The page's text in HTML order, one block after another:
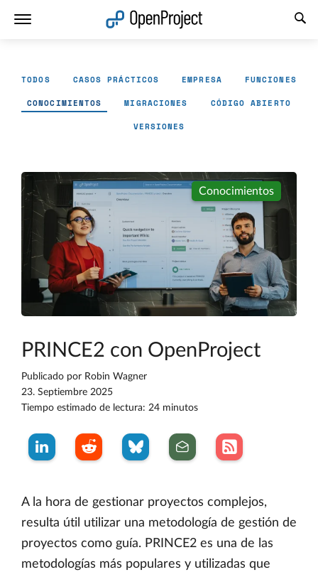
TODOS CASOS PRÁCTICOS EMPRESA FUNCIONES
CONOCIMIENTOS MIGRACIONES CÓDIGO ABIERTO
VERSIONES
Conocimientos
PRINCE2 con OpenProject
Publicado por Robin Wagner
23. Septiembre 2025
Tiempo estimado de lectura: 24 minutos
A la hora de gestionar proyectos complejos,
resulta útil utilizar una metodología de gestión de
proyectos como guía. PRINCE2 es una de las
metodologías más populares y utilizadas que
Abrir vínculo en un nuevo panel